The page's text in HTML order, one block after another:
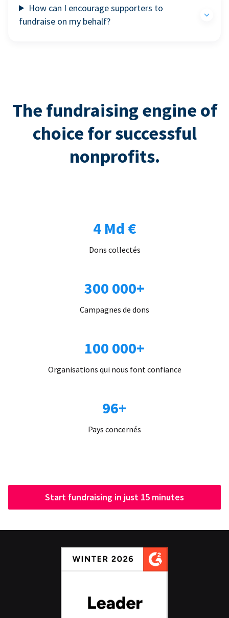
How can I encourage supporters to
fundraise on my behalf?
The fundraising engine of
choice for successful
nonprofits.
4 Md €
Dons collectés
300 000+
Campagnes de dons
100 000+
Organisations qui nous font confiance
96+
Pays concernés
Start fundraising in just 15 minutes